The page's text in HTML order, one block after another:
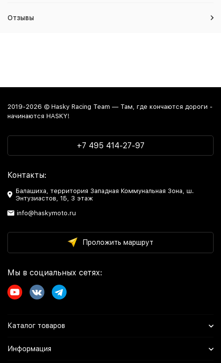
Отзывы
2019-2026 © Hasky Racing Team — Там, где кончаются дороги -
начинаются HASKY!
+7 495 414-27-97
Контакты:
Балашиха, территория Западная Коммунальная Зона, ш.
Энтузиастов, 1Б, 3 этаж
info@haskymoto.ru
Проложить маршрут
Мы в социальных сетях:
Каталог товаров
Информация